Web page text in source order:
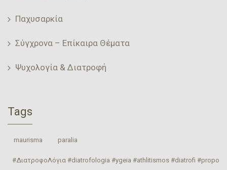
Παχυσαρκία
Σύγχρονα – Επίκαιρα Θέματα
Ψυχολογία & Διατροφή
Tags
‎ maurisma‬ ‎ paralia‬
#ΔιατροφοΛόγια #diatrofologia #ygeia #athlitismos #diatrofi